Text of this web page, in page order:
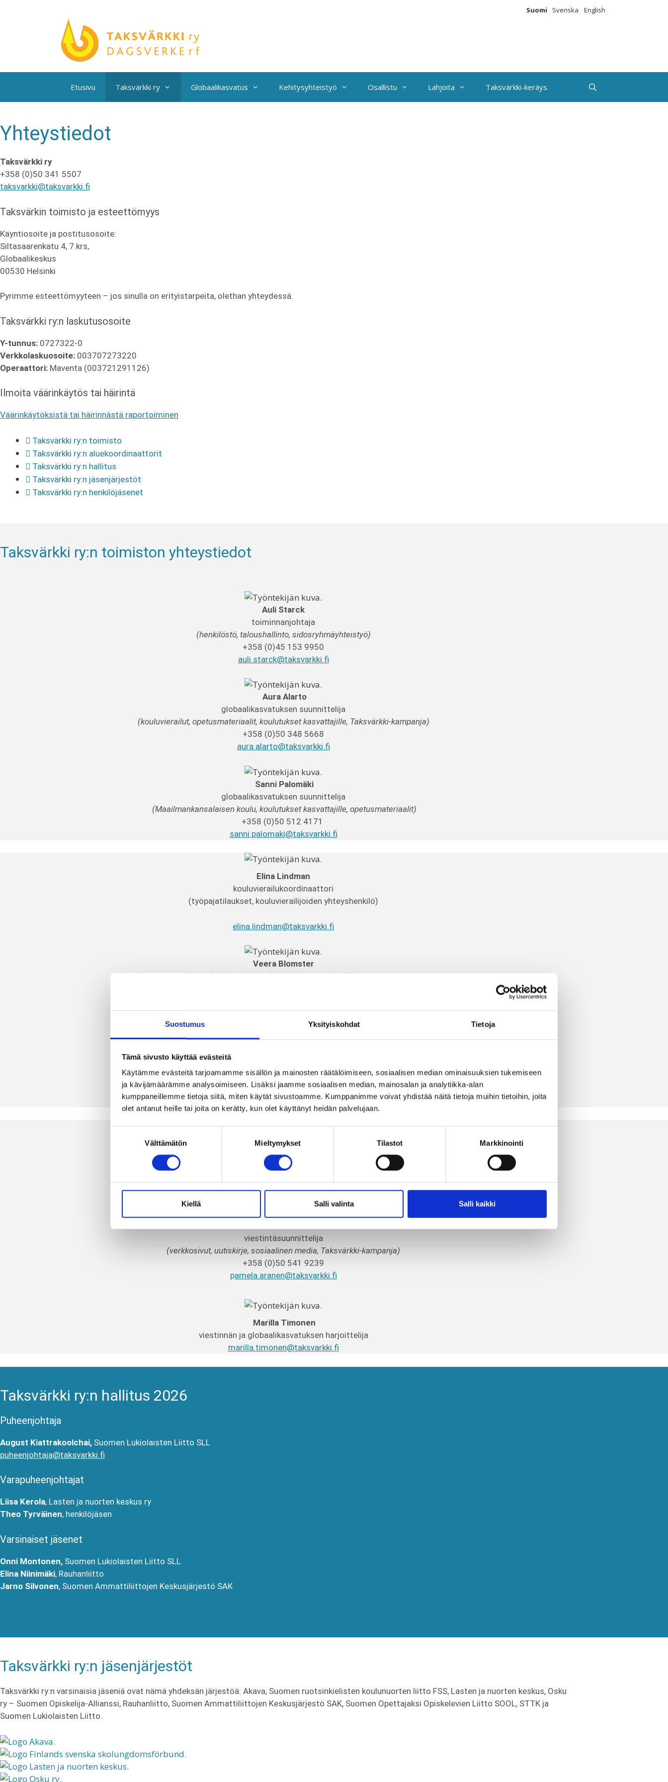
Suostumus Yksityiskohdat Tietoja
Tämä sivusto käyttää evästeitä
Käytämme evästeitä tarjoamamme sisällön ja mainosten räätälöimiseen, sosiaalisen median ominaisuuksien tukemiseen
ja kävijämäärämme analysoimiseen. Lisäksi jaamme sosiaalisen median, mainosalan ja analytiikka-alan
kumppaneillemme tietoja siitä, miten käytät sivustoamme. Kumppanimme voivat yhdistää näitä tietoja muihin tietoihin, joita
olet antanut heille tai joita on kerätty, kun olet käyttänyt heidän palvelujaan.
Välttämätön Mieltymykset Tilastot Markkinointi
Kiellä Salli valinta Salli kaikki
Suomi Svenska English
Etusivu Taksvärkki ry Globaalikasvatus Kehitysyhteistyö Osallistu Lahjoita Taksvärkki-keräys
Yhteystiedot
Taksvärkki ry
+358 (0)50 341 5507
taksvarkki@taksvarkki.fi
Taksvärkin toimisto ja esteettömyys
Käyntiosoite ja postitusosoite:
Siltasaarenkatu 4, 7.krs,
Globaalikeskus
00530 Helsinki
Pyrimme esteettömyyteen – jos sinulla on erityistarpeita, olethan yhteydessä.
Taksvärkki ry:n laskutusosoite
Y-tunnus: 0727322-0
Verkkolaskuosoite: 003707273220
Operaattori: Maventa (003721291126)
Ilmoita väärinkäytös tai häirintä
Väärinkäytöksistä tai häirinnästä raportoiminen
Taksvärkki ry:n toimisto
Taksvärkki ry:n aluekoordinaattorit
Taksvärkki ry:n hallitus
Taksvärkki ry:n jäsenjärjestöt
Taksvärkki ry:n henkilöjäsenet
Taksvärkki ry:n toimiston yhteystiedot
Auli Starck
toiminnanjohtaja
(henkilöstö, taloushallinto, sidosryhmäyhteistyö)
+358 (0)45 153 9950
auli.starck@taksvarkki.fi
Aura Alarto
globaalikasvatuksen suunnittelija
(kouluvierailut, opetusmateriaalit, koulutukset kasvattajille, Taksvärkki-kampanja)
+358 (0)50 348 5668
aura.alarto@taksvarkki.fi
Sanni Palomäki
globaalikasvatuksen suunnittelija
(Maailmankansalaisen koulu, koulutukset kasvattajille, opetusmateriaalit)
+358 (0)50 512 4171
sanni.palomaki@taksvarkki.fi
Elina Lindman
kouluvierailukoordinaattori
(työpajatilaukset, kouluvierailijoiden yhteyshenkilö)
elina.lindman@taksvarkki.fi
Veera Blomster
kehitysyhteistyön ohjelmasuunnittelija
veera.blomster@taksvarkki.fi
kehitysyhteistyön ohjelmasuunnittelija
(Hankkeet Keniassa, Mosambikissa ja Sierra Leonessa)
+358 (0)44 544 5657
jaakko.lavonius@taksvarkki.fi
Milka Autio
järjestökoordinaattori
(Taksvärkki-keräys,
nuorten vapaaehtoistoiminta,
Erasmus+)
milka.autio@taksvarkki.fi
viestintäsuunnittelija
(verkkosivut, uutiskirje, sosiaalinen media, Taksvärkki-kampanja)
+358 (0)50 541 9239
pamela.aranen@taksvarkki.fi
Marilla Timonen
viestinnän ja globaalikasvatuksen harjoittelija
marilla.timonen@taksvarkki.fi
Taksvärkki ry:n hallitus 2026
Puheenjohtaja
August Kiattrakoolchai, Suomen Lukiolaisten Liitto SLL
puheenjohtaja@taksvarkki.fi
Varapuheenjohtajat
Liisa Kerola, Lasten ja nuorten keskus ry
Theo Tyrväinen, henkilöjäsen
Varsinaiset jäsenet
Onni Montonen, Suomen Lukiolaisten Liitto SLL
Elina Niinimäki, Rauhanliitto
Jarno Silvonen, Suomen Ammattiliittojen Keskusjärjestö SAK
Taksvärkki ry:n jäsenjärjestöt
Taksvärkki ry:n varsinaisia jäseniä ovat nämä yhdeksän järjestöä: Akava, Suomen ruotsinkielisten koulunuorten liitto FSS, Lasten ja nuorten keskus, Osku
ry – Suomen Opiskelija-Allianssi, Rauhanliitto, Suomen Ammattiliittojen Keskusjärjestö SAK, Suomen Opettajaksi Opiskelevien Liitto SOOL, STTK ja
Suomen Lukiolaisten Liitto.